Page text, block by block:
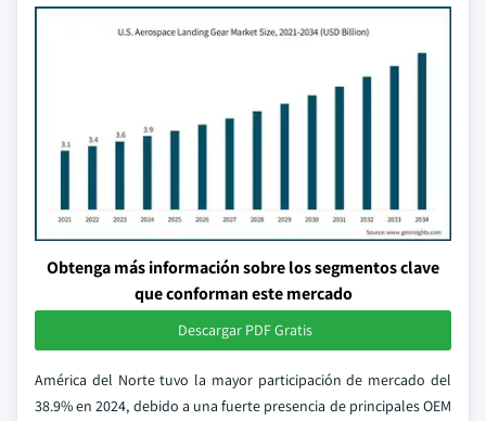
Obtenga más información sobre los segmentos clave
que conforman este mercado
Descargar PDF Gratis
América del Norte tuvo la mayor participación de mercado del
38.9% en 2024, debido a una fuerte presencia de principales OEM